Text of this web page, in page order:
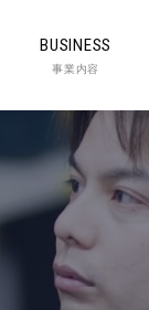
BUSINESS
事業内容